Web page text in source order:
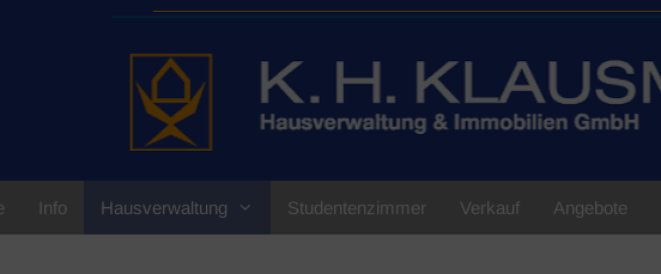
Info Hausverwaltung Studentenzimmer Verkauf Angebote